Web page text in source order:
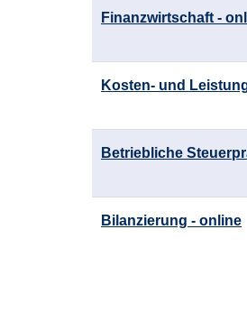
Finanzwirtschaft -
Kosten- und
Betriebliche
Bilanzierung - online